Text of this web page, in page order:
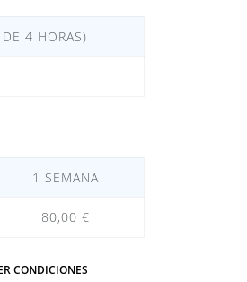
4 HORAS)
1 SEMANA
80,00 €
CONDICIONES